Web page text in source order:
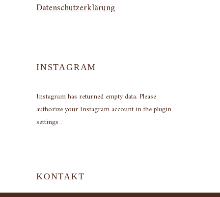
Datenschutzerklärung
INSTAGRAM
Instagram has returned empty data. Please
authorize your Instagram account in theplugin
settings .
KONTAKT